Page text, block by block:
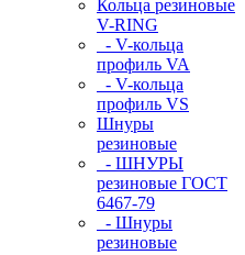
Кольца резиновые
V-RING
- V-кольца
профиль VA
- V-кольца
профиль VS
Шнуры
резиновые
- ШНУРЫ
резиновые ГОСТ
6467-79
- Шнуры
резиновые